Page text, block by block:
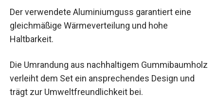
Der verwendete Aluminiumguss garantiert eine
gleichmäßige Wärmeverteilung und hohe
Haltbarkeit.
Die Umrandung aus nachhaltigem Gummibaumholz
verleiht dem Set ein ansprechendes Design und
trägt zur Umweltfreundlichkeit bei.